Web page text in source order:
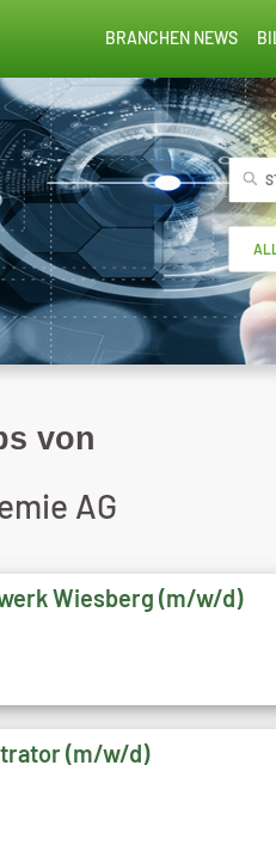
BRANCHEN NEWS
von
AG
Wiesberg (m/w/d)
(m/w/d)